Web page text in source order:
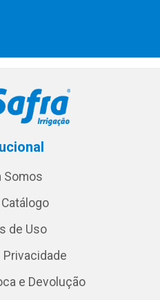
Somos
de Uso
e Devolução